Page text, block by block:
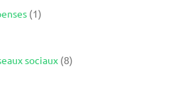
(1)
sociaux (8)